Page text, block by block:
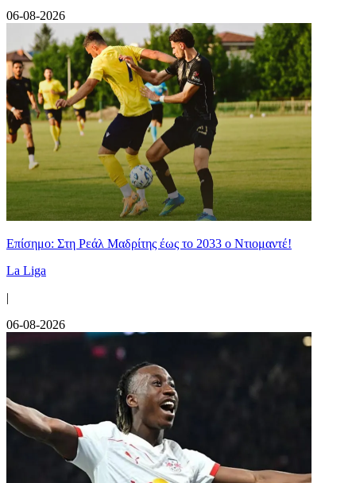
06-08-2026
Επίσημο: Στη Ρεάλ Μαδρίτης έως το 2033 ο Ντιομαντέ!
La Liga
|
06-08-2026